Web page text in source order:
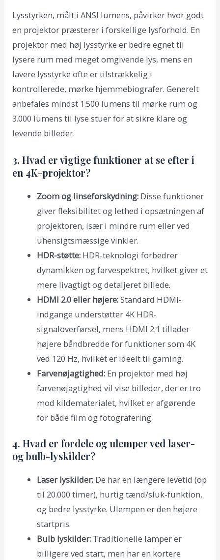
Lysstyrken, målt i ANSI lumens, påvirker hvor godt
en projektor præsterer i forskellige lysforhold. En
projektor med høj lysstyrke er bedre egnet til
lysere rum med meget omgivende lys, mens en
lavere lysstyrke ofte er tilstrækkelig i
kontrollerede, mørke hjemmebiografer. Generelt
anbefales mindst 1.500 lumens til mørke rum og
3.000 lumens til lyse stuer for at sikre klare og
levende billeder.
3. Hvad er vigtige funktioner at se efter i
en 4K-projektor?
Zoom og linseforskydning:Disse funktioner
giver fleksibilitet og lethed i opsætningen af
projektoren, især i mindre rum eller ved
uhensigtsmæssige vinkler.
HDR-støtte:HDR-teknologi forbedrer
dynamikken og farvespektret, hvilket giver et
mere livagtigt og detaljeret billede.
HDMI 2.0 eller højere:Standard HDMI-
indgange understøtter 4K HDR-
signaloverførsel, mens HDMI 2.1 tillader
højere båndbredde for funktioner som 4K
ved 120 Hz, hvilket er ideelt til gaming.
Farvenøjagtighed:En projektor med høj
farvenøjagtighed vil vise billeder, der er tro
mod kildematerialet, hvilket er afgørende
for både film og fotografering.
4. Hvad er fordele og ulemper ved laser-
og bulb-lyskilder?
Laser lyskilder:De har en længere levetid (op
til 20.000 timer), hurtig tænd/sluk-funktion,
og bedre lysstyrke. Ulempen er den højere
startpris.
Bulb lyskilder:Traditionelle lamper er
billigere ved start, men har en kortere